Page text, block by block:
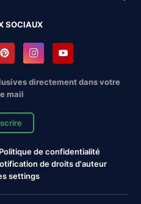
SOCIAUX
directement dans votre
mail
Politique de confidentialité
de droits d'auteur
settings